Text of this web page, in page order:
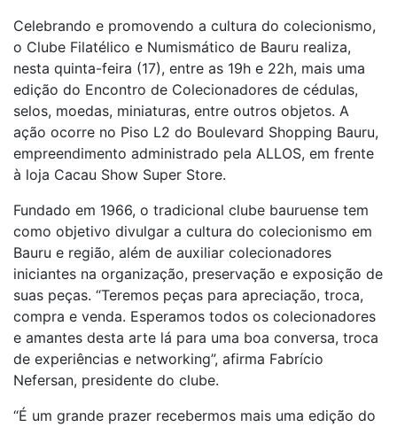
Celebrando e promovendo a cultura do colecionismo,
o Clube Filatélico e Numismático de Bauru realiza,
nesta quinta-feira (17), entre as 19h e 22h, mais uma
edição do Encontro de Colecionadores de cédulas,
selos, moedas, miniaturas, entre outros objetos. A
ação ocorre no Piso L2 do Boulevard Shopping Bauru,
empreendimento administrado pela ALLOS, em frente
à loja Cacau Show Super Store.
Fundado em 1966, o tradicional clube bauruense tem
como objetivo divulgar a cultura do colecionismo em
Bauru e região, além de auxiliar colecionadores
iniciantes na organização, preservação e exposição de
suas peças. “Teremos peças para apreciação, troca,
compra e venda. Esperamos todos os colecionadores
e amantes desta arte lá para uma boa conversa, troca
de experiências e networking”, afirma Fabrício
Nefersan, presidente do clube.
“É um grande prazer recebermos mais uma edição do